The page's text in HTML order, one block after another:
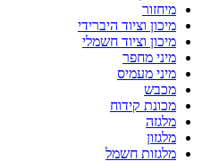
מיחזור
מיכון וציוד היברידי
מיכון וציוד חשמלי
מיני מחפר
מיני מעמיס
מכבש
מכונת קידוח
מלגזה
מלגזון
מלגזות חשמל